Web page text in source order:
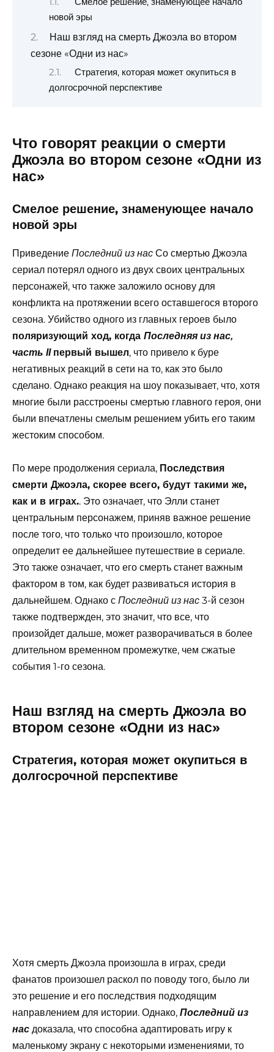
новой эры
Наш взгляд на смерть Джоэла во втором
сезоне «Одни из нас»
Стратегия, которая может окупиться в
долгосрочной перспективе
Что говорят реакции о смерти
Джоэла во втором сезоне «Одни из
нас»
Смелое решение, знаменующее начало
новой эры
Приведение Последний из нас Со смертью Джоэла
сериал потерял одного из двух своих центральных
персонажей, что также заложило основу для
конфликта на протяжении всего оставшегося второго
сезона. Убийство одного из главных героев было
поляризующий ход, когда Последняя из нас,
часть II первый вышел, что привело к буре
негативных реакций в сети на то, как это было
сделано. Однако реакция на шоу показывает, что, хотя
многие были расстроены смертью главного героя, они
были впечатлены смелым решением убить его таким
жестоким способом.
По мере продолжения сериала, Последствия
смерти Джоэла, скорее всего, будут такими же,
как и в играх.. Это означает, что Элли станет
центральным персонажем, приняв важное решение
после того, что только что произошло, которое
определит ее дальнейшее путешествие в сериале.
Это также означает, что его смерть станет важным
фактором в том, как будет развиваться история в
дальнейшем. Однако с Последний из нас 3-й сезон
также подтвержден, это значит, что все, что
произойдет дальше, может разворачиваться в более
длительном временном промежутке, чем сжатые
события 1-го сезона.
Наш взгляд на смерть Джоэла во
втором сезоне «Одни из нас»
Стратегия, которая может окупиться в
долгосрочной перспективе
Хотя смерть Джоэла произошла в играх, среди
фанатов произошел раскол по поводу того, было ли
это решение и его последствия подходящим
направлением для истории. Однако, Последний из
нас доказала, что способна адаптировать игру к
маленькому экрану с некоторыми изменениями, то